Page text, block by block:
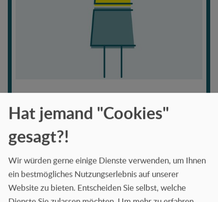
Kultur & Ethik
Eine lebendige und starke Kultur fördert das
Dabei sind uns ethische Standards besonders wichtig,
denn sie helfen uns, gute Entscheidungen zu treffen.
Mehr erfahren
Hat jemand "Cookies"
gesagt?!
Wir würden gerne einige Dienste verwenden, um Ihnen
ein bestmögliches Nutzungserlebnis auf unserer
Website zu bieten. Entscheiden Sie selbst, welche